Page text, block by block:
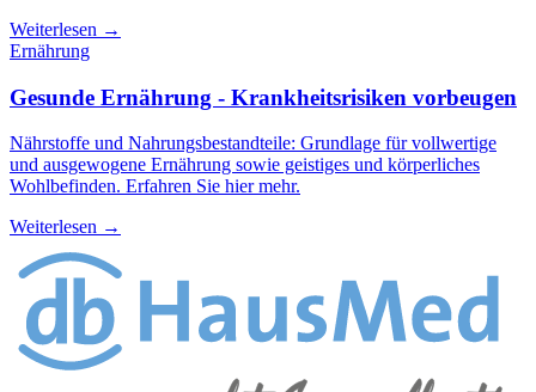
Weiterlesen →
Ernährung
Gesunde Ernährung - Krankheitsrisiken vorbeugen
Nährstoffe und Nahrungsbestandteile: Grundlage für vollwertige
und ausgewogene Ernährung sowie geistiges und körperliches
Wohlbefinden. Erfahren Sie hier mehr.
Weiterlesen →